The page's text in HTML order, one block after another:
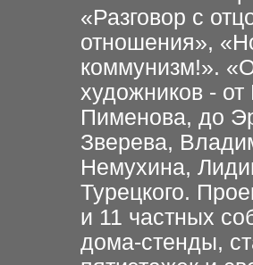
«Разговор с
отношения»,
коммунизм!».
художников -
Пименова, до
Зверева,
Немухина,
Турецкого.
и 11 частных
дома-стенды,